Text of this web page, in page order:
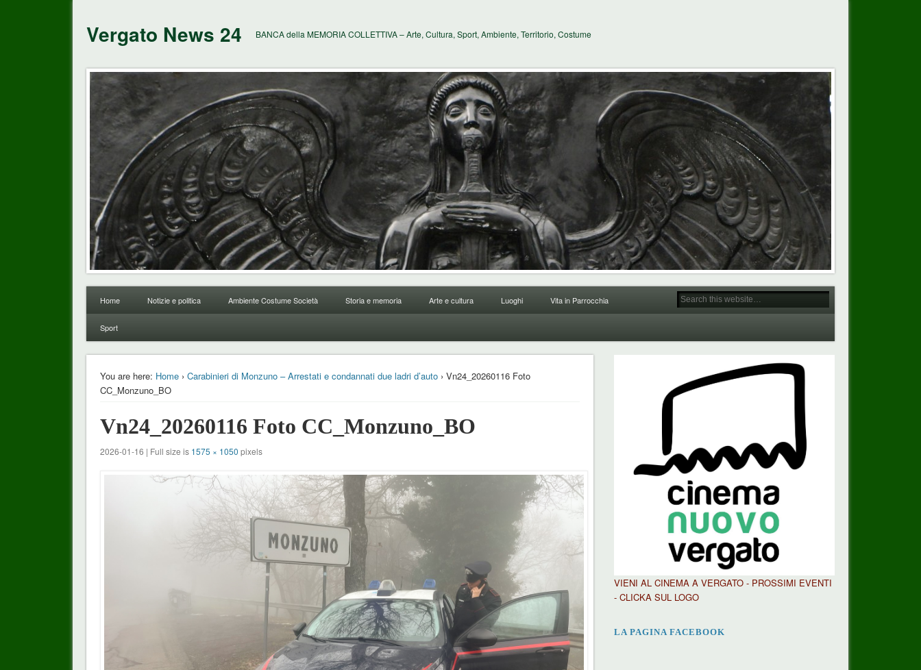
Vergato News 24 BANCA della MEMORIA COLLETTIVA – Arte, Cultura, Sport, Ambiente, Territorio, Costume
Home Notizie e politica Ambiente Costume Società Storia e memoria Arte e cultura Luoghi Vita in Parrocchia
Sport
You are here: Home› Carabinieri di Monzuno – Arrestati e condannati due ladri d’auto› Vn24_20260116 Foto
CC_Monzuno_BO
Vn24_20260116 Foto CC_Monzuno_BO
2026-01-16 | Full size is 1575 × 1050 pixels
VIENI AL CINEMA A VERGATO - PROSSIMI EVENTI
- CLICKA SUL LOGO
LA PAGINA FACEBOOK